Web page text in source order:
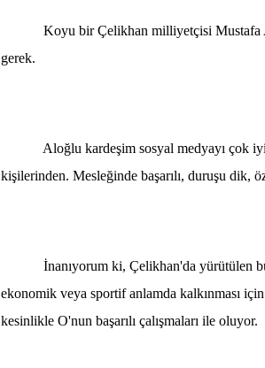
Koyu bir Çelikhan milliyetçisi Mustafa
gerek.
Aloğlu kardeşim sosyal medyayı çok iyi
kişilerinden. Mesleğinde başarılı, duruşu dik,
İnanıyorum ki, Çelikhan'da yürütülen
ekonomik veya sportif anlamda kalkınması
kesinlikle O'nun başarılı çalışmaları ile oluyor.